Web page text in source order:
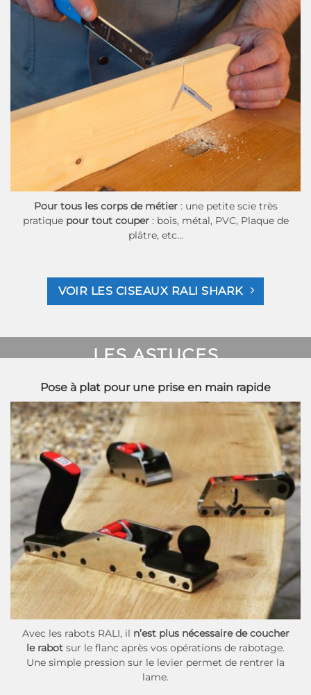
Pour tous les corps de métier: une petite scie très
pratiquepour tout couper: bois, métal, PVC, Plaque de
plâtre, etc…
VOIR LES CISEAUX RALI SHARK
LES ASTUCES
Pose à plat pour une prise en main rapide
Avec les rabots RALI, il n’est plus nécessaire de coucher
le rabot sur le flanc après vos opérations de rabotage.
Une simple pression sur le levier permet de rentrer la
lame.